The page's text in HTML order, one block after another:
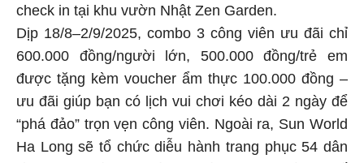
check in tại khu vườn Nhật Zen Garden.
Dịp 18/8–2/9/2025, combo 3 công viên ưu đãi chỉ
600.000 đồng/người lớn, 500.000 đồng/trẻ em
được tặng kèm voucher ẩm thực 100.000 đồng –
ưu đãi giúp bạn có lịch vui chơi kéo dài 2 ngày để
“phá đảo” trọn vẹn công viên. Ngoài ra, Sun World
Ha Long sẽ tổ chức diễu hành trang phục 54 dân